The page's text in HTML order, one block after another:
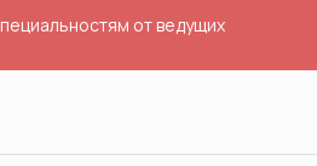
от ведущих